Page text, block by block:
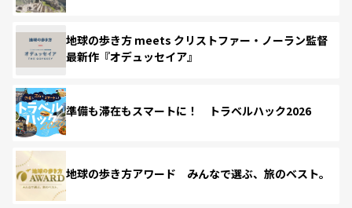
地球の歩き方 meets クリストファー・ノーラン監督
最新作『オデュッセイア』
準備も滞在もスマートに！ トラベルハック2026
地球の歩き方アワード みんなで選ぶ、旅のベスト。